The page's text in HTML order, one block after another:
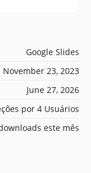
Google Slides
November 23, 2023
June 27, 2026
por 4 Usuários
este mês